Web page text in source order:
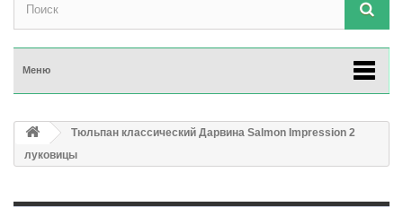
Меню
Тюльпан классический Дарвина Salmon Impression 2
луковицы